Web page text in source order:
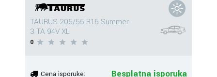
TAURUS 205/55 R16 Summer
3 TA 94V XL
0
Cena isporuke: Besplatna isporuka